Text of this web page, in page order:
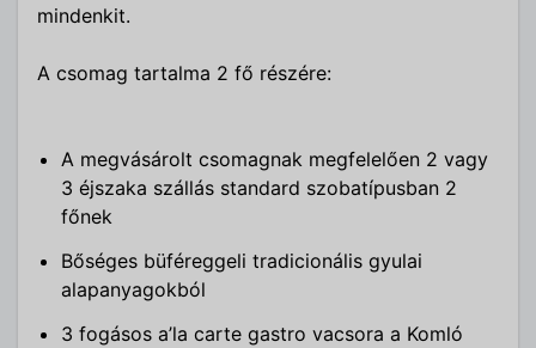
mindenkit.
A csomag tartalma 2 fő részére:
A megvásárolt csomagnak megfelelően 2 vagy
3 éjszaka szállás standard szobatípusban 2
főnek
Bőséges büféreggeli tradicionális gyulai
alapanyagokból
3 fogásos a’la carte gastro vacsora a Komló